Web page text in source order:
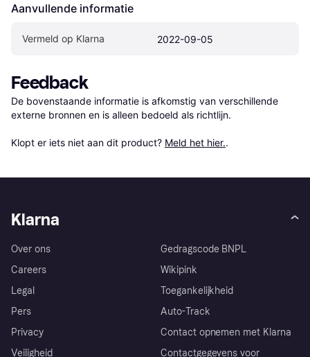
Aanvullende informatie
Vermeld op Klarna 2022-09-05
Feedback
De bovenstaande informatie is afkomstig van verschillende
externe bronnen en is alleen bedoeld als richtlijn.
Klopt er iets niet aan dit product? Meld het hier..
Klarna
Over ons
Careers
Legal
Pers
Privacy
Veiligheid
Gedragscode BNPL
Wikipink
Toegankelijkheid
Auto-Track
Contact opnemen met Klarna
Contactgegevens voor